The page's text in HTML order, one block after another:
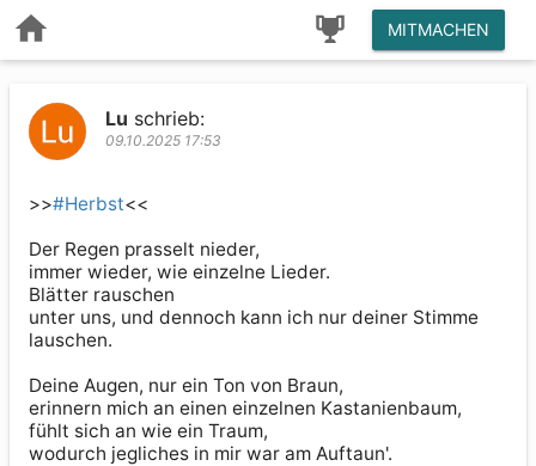
MITMACHEN
Lu schrieb:
09.10.2025 17:53
>>#Herbst<<
Der Regen prasselt nieder,
immer wieder, wie einzelne Lieder.
Blätter rauschen
unter uns, und dennoch kann ich nur deiner Stimme
lauschen.
Deine Augen, nur ein Ton von Braun,
erinnern mich an einen einzelnen Kastanienbaum,
fühlt sich an wie ein Traum,
wodurch jegliches in mir war am Auftaun'.